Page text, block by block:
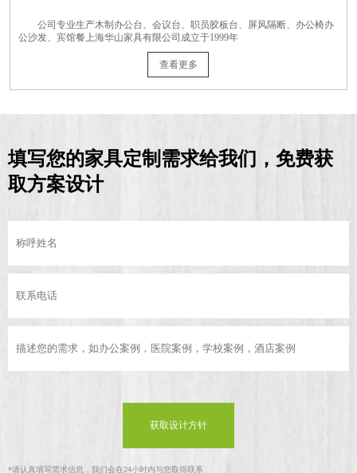
公司专业生产木制办公台、会议台、职员胶板台、屏风隔断、办公椅办
公沙发、宾馆餐上海华山家具有限公司成立于1999年
查看更多
填写您的家具定制需求给我们，免费获
取方案设计
获取设计方针
*请认真填写需求信息，我们会在24小时内与您取得联系